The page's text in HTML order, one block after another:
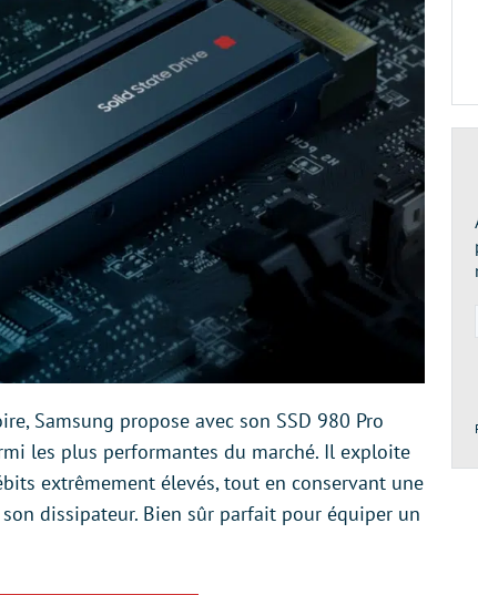
Samsung propose avec son SSD 980 Pro
les plus performantes du marché. Il exploite
extrêmement élevés, tout en conservant une
dissipateur. Bien sûr parfait pour équiper un